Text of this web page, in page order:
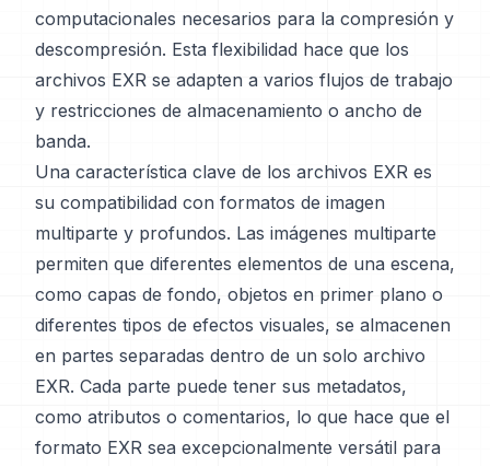
computacionales necesarios para la compresión y
descompresión. Esta flexibilidad hace que los
archivos EXR se adapten a varios flujos de trabajo
y restricciones de almacenamiento o ancho de
banda.
Una característica clave de los archivos EXR es
su compatibilidad con formatos de imagen
multiparte y profundos. Las imágenes multiparte
permiten que diferentes elementos de una escena,
como capas de fondo, objetos en primer plano o
diferentes tipos de efectos visuales, se almacenen
en partes separadas dentro de un solo archivo
EXR. Cada parte puede tener sus metadatos,
como atributos o comentarios, lo que hace que el
formato EXR sea excepcionalmente versátil para